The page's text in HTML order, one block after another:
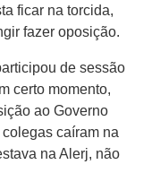
ficar na torcida,
fazer oposição.
de sessão
certo momento,
ao Governo
caíram na
na Alerj, não